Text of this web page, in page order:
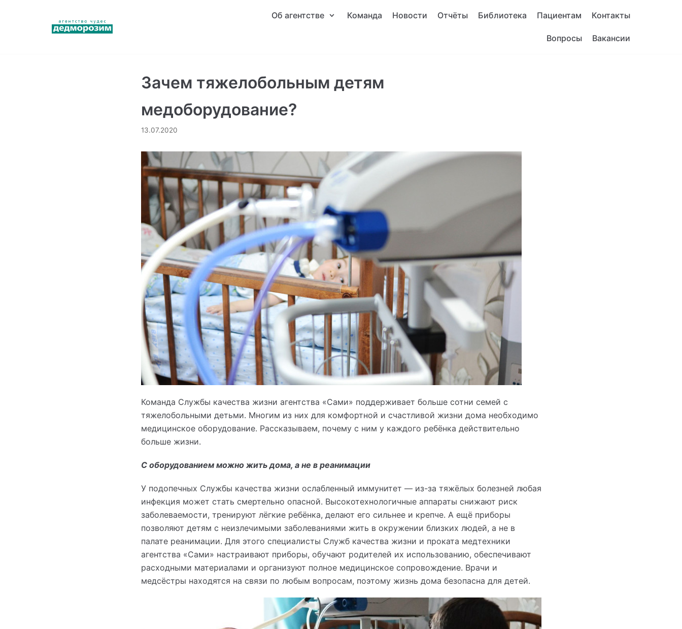
Об агентстве Команда Новости Отчёты Библиотека Пациентам Контакты
Вопросы Вакансии
Зачем тяжелобольным детям
медоборудование?
13.07.2020
Команда Службы качества жизни агентства «Сами» поддерживает больше сотни семей с
тяжелобольными детьми. Многим из них для комфортной и счастливой жизни дома необходимо
медицинское оборудование. Рассказываем, почему с ним у каждого ребёнка действительно
больше жизни.
С оборудованием можно жить дома, а не в реанимации
У подопечных Службы качества жизни ослабленный иммунитет — из-за тяжёлых болезней любая
инфекция может стать смертельно опасной. Высокотехнологичные аппараты снижают риск
заболеваемости, тренируют лёгкие ребёнка, делают его сильнее и крепче. А ещё приборы
позволяют детям с неизлечимыми заболеваниями жить в окружении близких людей, а не в
палате реанимации. Для этого специалисты Служб качества жизни и проката медтехники
агентства «Сами» настраивают приборы, обучают родителей их использованию, обеспечивают
расходными материалами и организуют полное медицинское сопровождение. Врачи и
медсёстры находятся на связи по любым вопросам, поэтому жизнь дома безопасна для детей.